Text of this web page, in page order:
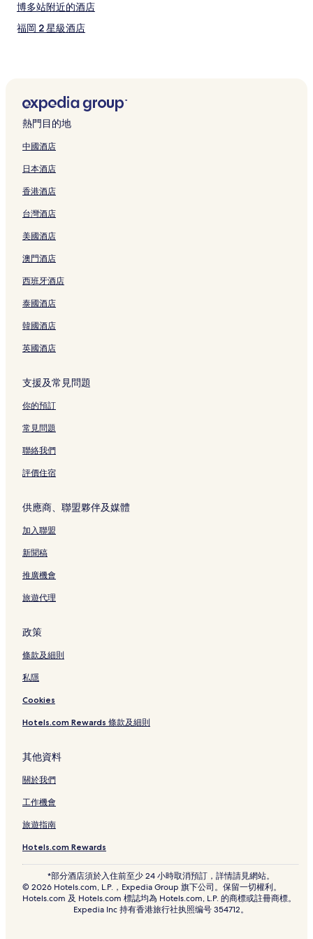
博多站附近的酒店
福岡 2 星級酒店
福岡雜餉隈站附近的酒店
博多站前 4 星級酒店
太宰府遊園地附近的酒店
博多站前 3 星級酒店
朝倉市的溫泉酒店
博多站前的平價酒店
筑紫野市酒店
博多港 4 星級酒店
福岡的可泊車的酒店
福岡井尻站附近的酒店
福岡的可泊車的酒店
博多站前的商務酒店
福岡的商務酒店
筑紫野朝倉街道站附近的酒店
福岡的Spa 酒店
光明禪寺附近的酒店
福岡竹下站附近的酒店
博多站前的親子酒店
筑紫野原田站附近的酒店
太宰府市觀光案內所附近的酒店
筑紫野西鐵二日市站附近的酒店
九州國立博物館附近的酒店
板付酒店
福岡的附設廚房的酒店
福岡的附設健身中心的酒店
博多港附近的附設廚房的酒店
福岡的服務式住宅
太宰府市酒店
筑紫野天拜山站附近的酒店
福岡的歡迎 LGBTQIA 旅客的酒店
ららぽーと福岡附近的酒店
川端通商店街 4 星級酒店
博多港附近的附設健身中心的酒店
天拝山附近的酒店
川端通商店街的服務式住宅
熱門目的地
中國酒店
日本酒店
香港酒店
台灣酒店
美國酒店
澳門酒店
西班牙酒店
泰國酒店
韓國酒店
英國酒店
支援及常見問題
你的預訂
常見問題
聯絡我們
評價住宿
供應商、聯盟夥伴及媒體
加入聯盟
新聞稿
推廣機會
旅遊代理
政策
條款及細則
私隱
Cookies
Hotels.com Rewards 條款及細則
其他資料
關於我們
工作機會
旅遊指南
Hotels.com Rewards
*部分酒店須於入住前至少 24 小時取消預訂，詳情請見網站。
© 2026 Hotels.com, L.P.，Expedia Group 旗下公司。保留一切權利。
Hotels.com 及 Hotels.com 標誌均為 Hotels.com, L.P. 的商標或註冊商標。
Expedia Inc 持有香港旅行社执照编号 354712。